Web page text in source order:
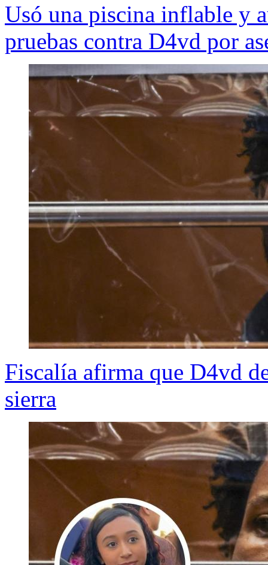
Usó una piscina inflable y
pruebas contra D4vd por
Fiscalía afirma que D4vd
sierra